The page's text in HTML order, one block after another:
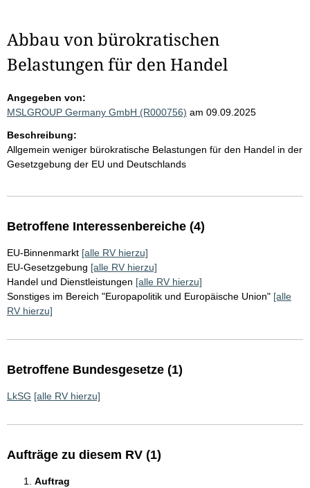
Abbau von bürokratischen
Belastungen für den Handel
Angegeben von:
MSLGROUP Germany GmbH (R000756) am 09.09.2025
Beschreibung:
Allgemein weniger bürokratische Belastungen für den Handel in der
Gesetzgebung der EU und Deutschlands
Betroffene Interessenbereiche (4)
EU-Binnenmarkt [alle RV hierzu]
EU-Gesetzgebung [alle RV hierzu]
Handel und Dienstleistungen [alle RV hierzu]
Sonstiges im Bereich "Europapolitik und Europäische Union" [alle
RV hierzu]
Betroffene Bundesgesetze (1)
LkSG [alle RV hierzu]
Aufträge zu diesem RV (1)
Auftrag